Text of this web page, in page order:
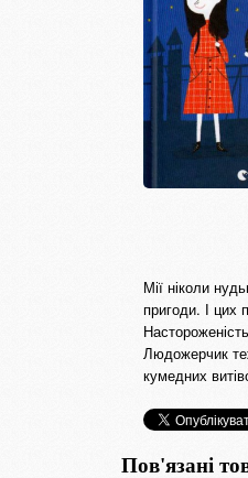
Мії ніколи
пригоди. І цих
Людожерчик
кумедних
Пов'язані